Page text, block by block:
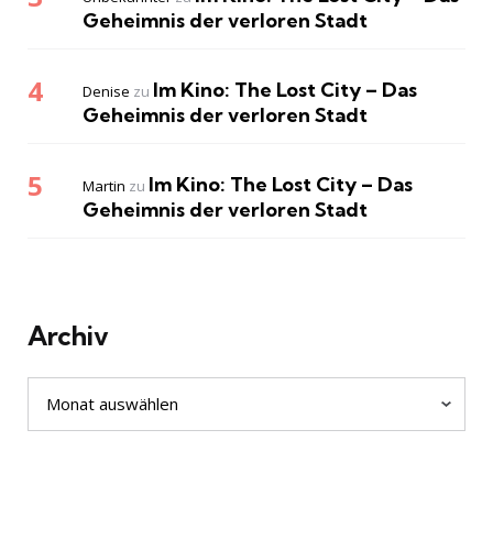
Geheimnis der verloren Stadt
Denise zu Im Kino: The Lost City – Das
Geheimnis der verloren Stadt
Martin zu Im Kino: The Lost City – Das
Geheimnis der verloren Stadt
Archiv